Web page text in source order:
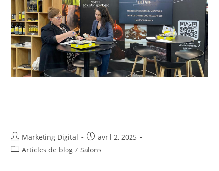
Marketing Digital
avril 2, 2025
Articles de blog / Salons